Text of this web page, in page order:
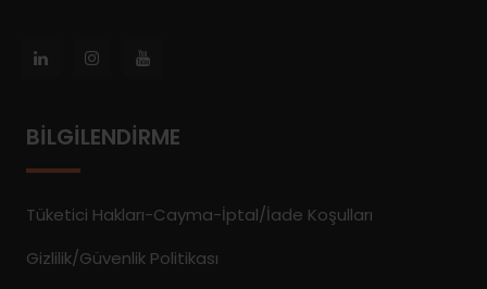
BILGILENDIRME
Tüketici Hakları-Cayma-İptal/İade Koşulları
Gizlilik/Güvenlik Politikası